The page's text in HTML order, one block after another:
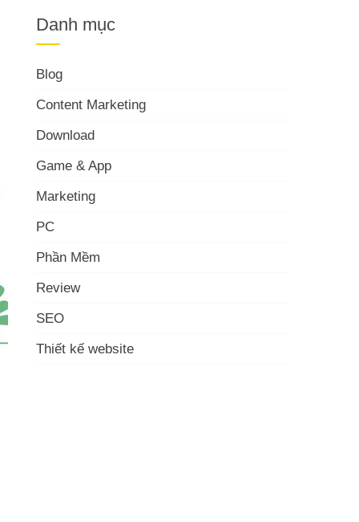
Danh mục
Blog
Content Marketing
Download
Game & App
Marketing
PC
Phần Mềm
Review
SEO
Thiết kế website